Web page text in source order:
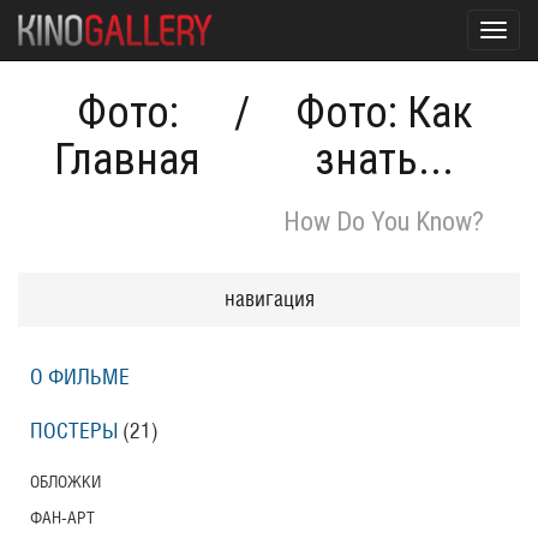
Фото:
Главная
/
Фото: Как
знать...
How Do You Know?
навигация
О ФИЛЬМЕ
ПОСТЕРЫ (21)
ОБЛОЖКИ
ФАН-АРТ